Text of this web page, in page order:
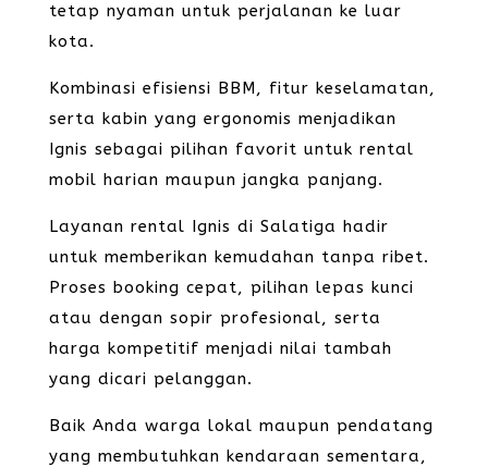
tetap nyaman untuk perjalanan ke luar
kota.
Kombinasi efisiensi BBM, fitur keselamatan,
serta kabin yang ergonomis menjadikan
Ignis sebagai pilihan favorit untuk rental
mobil harian maupun jangka panjang.
Layanan rental Ignis di Salatiga hadir
untuk memberikan kemudahan tanpa ribet.
Proses booking cepat, pilihan lepas kunci
atau dengan sopir profesional, serta
harga kompetitif menjadi nilai tambah
yang dicari pelanggan.
Baik Anda warga lokal maupun pendatang
yang membutuhkan kendaraan sementara,